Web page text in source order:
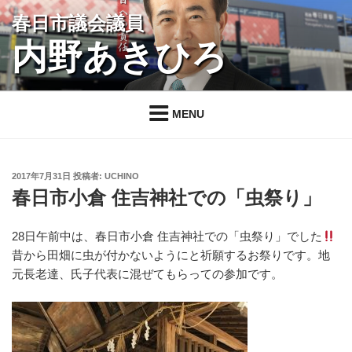
コ
ン
ツ
春日市議会議員
内野あきひろ
MENU
投
稿
日:
2017年7月31日 投稿者: UCHINO
春日市小倉 住吉神社での「虫祭り」
28日午前中は、春日市小倉 住吉神社での「虫祭り」でした
昔から田畑に虫が付かないようにと祈願するお祭りです。地
元長老達、氏子代表に混ぜてもらっての参加です。